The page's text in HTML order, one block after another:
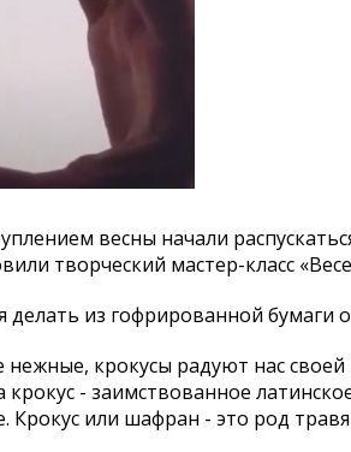
весны начали
творческий мастер-класс
из гофрированной бумаги
крокусы радуют нас
- заимствованное
или шафран - это род